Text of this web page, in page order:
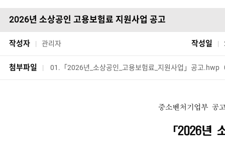
2026년 소상공인 고용보험료 지원사업 공고
작성자 | 관리자 작성일 |
첨부파일 | 01.「2026년_소상공인_고용보험료_지원사업」공고.hwp